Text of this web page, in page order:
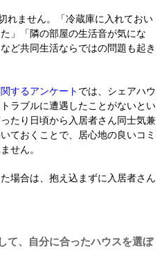
れません。「冷蔵庫に入れておい
」「隣の部屋の生活音が気にな
ど共同生活ならではの問題も起き
するアンケート では、シェアハウ
ラブルに遭遇したことがないとい
たり日頃から入居者さん同士気兼
ておくことで、居心地の良いコミ
せん。
場合は、抱え込まずに入居者さん
て、自分に合ったハウスを選ぼ